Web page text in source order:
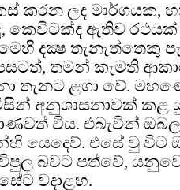
කරන ලද මාර්ගයක,
කෙවිටක්ද ඇතිව රථයක්
දක්‍ෂ තැනැත්තෙකු
තමන් කැමති
තැනට ළගා වේ.
අනුශාසනාවක් කළ
විය. එබැවින්
යෙදෙව්. එසේ වු විට
විපුල බවට පත්වේ,
වදාළහ.